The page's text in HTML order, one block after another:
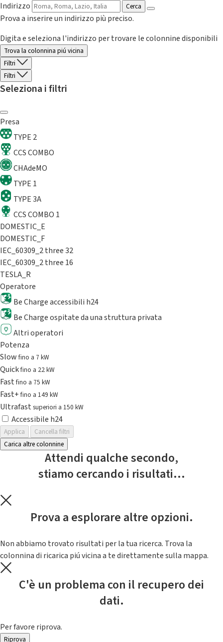
Indirizzo
Cerca
Prova a inserire un indirizzo più preciso.
Digita e seleziona l'indirizzo per trovare le colonnine disponibili
Trova la colonnina piú vicina
Filtri
Filtri
Seleziona i filtri
Presa
TYPE 2
CCS COMBO
CHAdeMO
TYPE 1
TYPE 3A
CCS COMBO 1
DOMESTIC_E
DOMESTIC_F
IEC_60309_2 three 32
IEC_60309_2 three 16
TESLA_R
Operatore
Be Charge accessibili h24
Be Charge ospitate da una struttura privata
Altri operatori
Potenza
Slowfino a 7 kW
Quickfino a 22 kW
Fastfino a 75 kW
Fast+fino a 149 kW
Ultrafast superiori a 150 kW
Accessibile h24
Applica
Cancella filtri
Carica altre colonnine
Attendi qualche secondo,
stiamo cercando i risultati...
Prova a esplorare altre opzioni.
Non abbiamo trovato risultati per la tua ricerca. Trova la
colonnina di ricarica piú vicina a te direttamente sulla mappa.
C'è un problema con il recupero dei
dati.
Per favore riprova.
Riprova